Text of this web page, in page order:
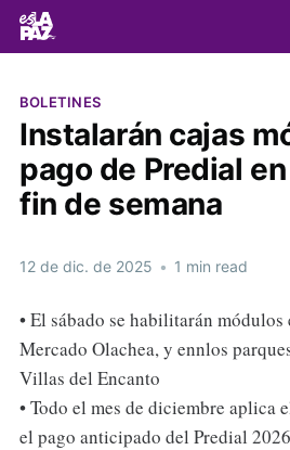
BOLETINES
Instalarán cajas
pago de Predial
fin de semana
12 de dic. de 2025 • 1 min read
• El sábado se habilitarán
Mercado Olachea, y ennlos
Villas del Encanto
• Todo el mes de diciembre aplica
el pago anticipado del Predial 2026